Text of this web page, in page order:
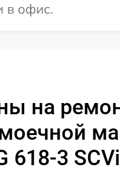
в офис.
на
618-3